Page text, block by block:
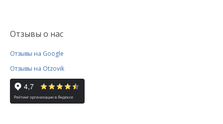
Отзывы о нас
Отзывы на Google
Отзывы на Otzovik